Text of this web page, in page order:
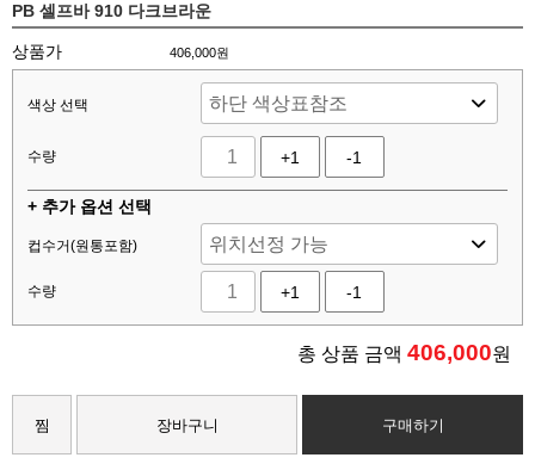
PB 셀프바 910 다크브라운
상품가 406,000원
색상 선택
수량 +1 -1
+ 추가 옵션 선택
컵수거(원통포함)
수량 +1 -1
총 상품 금액 406,000원
찜 장바구니 구매하기